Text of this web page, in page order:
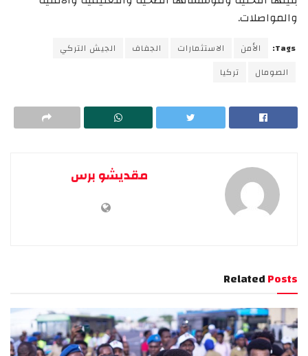
والمواصلات.
Tags: الأمن الاستثمارات الجفاف
الجيش التركي
الصومال
تركيا
مقديشو برس
RelatedPosts